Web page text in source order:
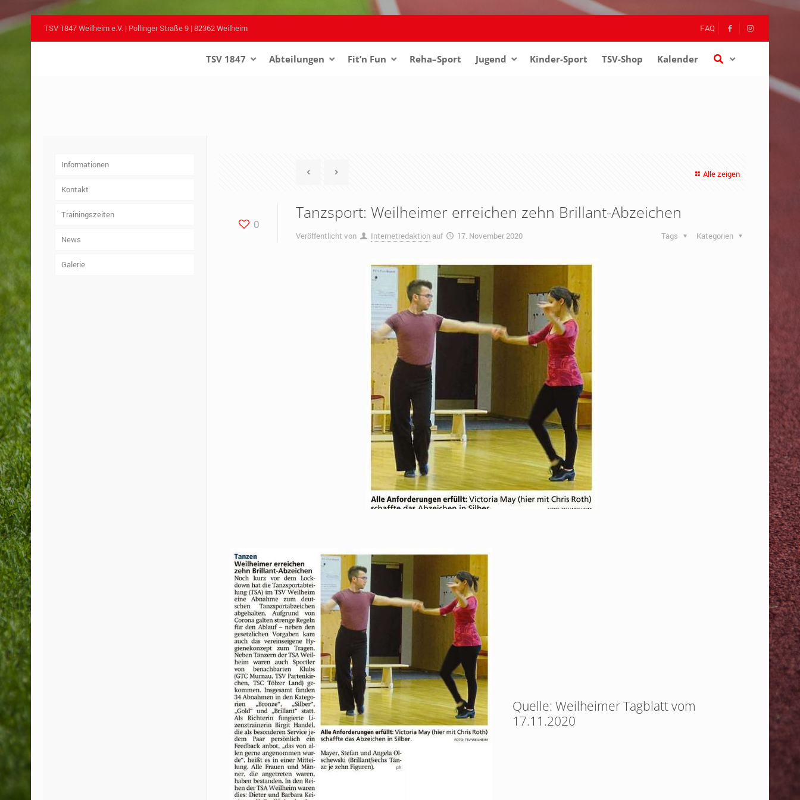
TSV 1847 Weilheim e.V. | Pollinger Straße 9 | 82362 Weilheim FAQ
TSV 1847 Abteilungen Fit’n Fun Reha–Sport Jugend Kinder-Sport TSV-Shop Kalender–
Alle zeigen
0
Tanzsport: Weilheimer erreichen zehn Brillant-Abzeichen
Veröffentlicht von Internetredaktion auf 17. November 2020 Kategorien
Tags
Quelle: Weilheimer Tagblatt vom
17.11.2020
Informationen
Kontakt
Trainingszeiten
News
Galerie